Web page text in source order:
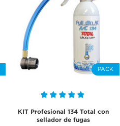
PACK
KIT Profesional 134 Total con
sellador de fugas